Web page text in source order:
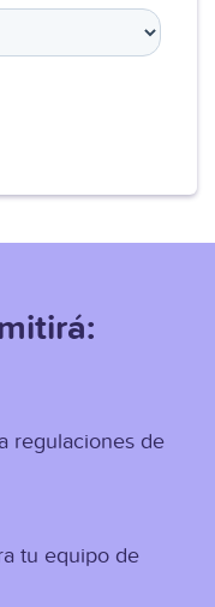
regulaciones de
tu equipo de